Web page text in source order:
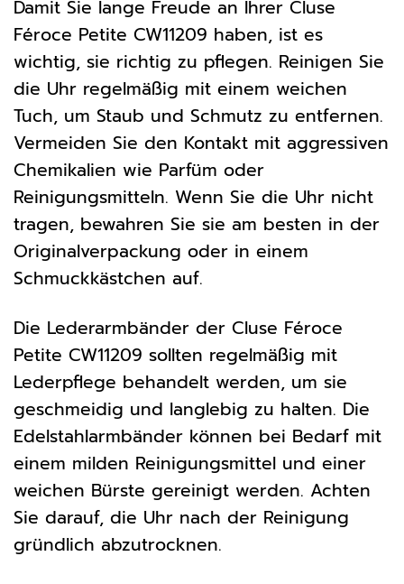
Damit Sie lange Freude an Ihrer Cluse
Féroce Petite CW11209 haben, ist es
wichtig, sie richtig zu pflegen. Reinigen Sie
die Uhr regelmäßig mit einem weichen
Tuch, um Staub und Schmutz zu entfernen.
Vermeiden Sie den Kontakt mit aggressiven
Chemikalien wie Parfüm oder
Reinigungsmitteln. Wenn Sie die Uhr nicht
tragen, bewahren Sie sie am besten in der
Originalverpackung oder in einem
Schmuckkästchen auf.
Die Lederarmbänder der Cluse Féroce
Petite CW11209 sollten regelmäßig mit
Lederpflege behandelt werden, um sie
geschmeidig und langlebig zu halten. Die
Edelstahlarmbänder können bei Bedarf mit
einem milden Reinigungsmittel und einer
weichen Bürste gereinigt werden. Achten
Sie darauf, die Uhr nach der Reinigung
gründlich abzutrocknen.